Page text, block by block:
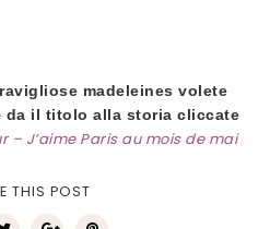
madeleines volete
da il titolo alla storia cliccate
– J’aime Paris au mois de mai
THIS POST